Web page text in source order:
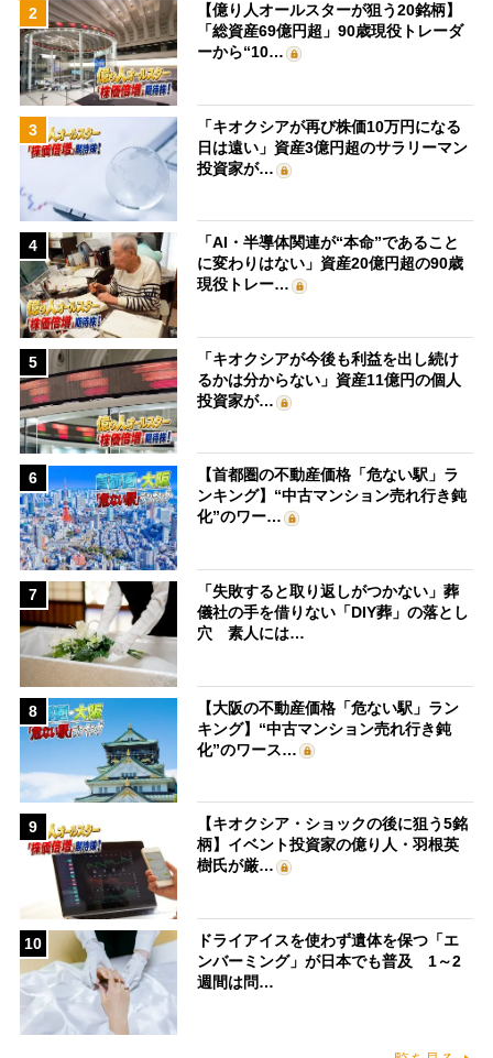
2
【億り人オールスターが狙う20銘柄】
「総資産69億円超」90歳現役トレーダ
ーから“10…
3
「キオクシアが再び株価10万円になる
日は遠い」資産3億円超のサラリーマン
投資家が…
4
「AI・半導体関連が“本命”であること
に変わりはない」資産20億円超の90歳
現役トレー…
5
「キオクシアが今後も利益を出し続け
るかは分からない」資産11億円の個人
投資家が…
6
【首都圏の不動産価格「危ない駅」ラ
ンキング】“中古マンション売れ行き鈍
化”のワー…
7
「失敗すると取り返しがつかない」葬
儀社の手を借りない「DIY葬」の落とし
穴 素人には…
8
【大阪の不動産価格「危ない駅」ラン
キング】“中古マンション売れ行き鈍
化”のワース…
9
【キオクシア・ショックの後に狙う5銘
柄】イベント投資家の億り人・羽根英
樹氏が厳…
10
ドライアイスを使わず遺体を保つ「エ
ンバーミング」が日本でも普及 1～2
週間は問…